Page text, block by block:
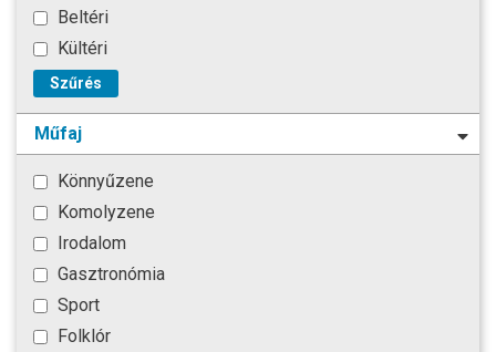
Beltéri
Kültéri
Szűrés
Műfaj
Könnyűzene
Komolyzene
Irodalom
Gasztronómia
Sport
Folklór